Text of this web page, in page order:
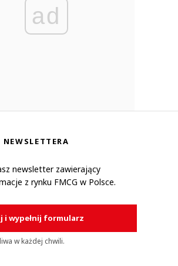
ad
newsletter zawierający
z rynku FMCG w Polsce.
i wypełnij formularz
w każdej chwili.